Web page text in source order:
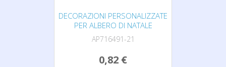
DECORAZIONI PERSONALIZZATE
PER ALBERO DI NATALE
AP716491-21
0,82 €